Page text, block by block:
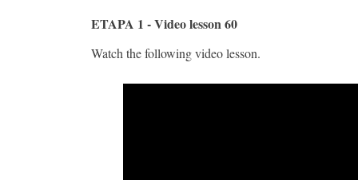
ETAPA 1 - Video lesson 60
Watch the following video lesson.